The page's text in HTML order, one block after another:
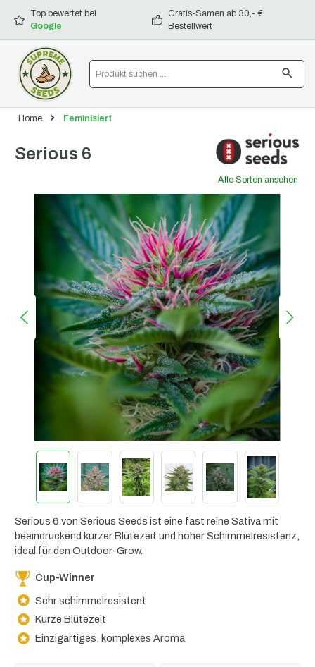
springen
Top bewertet bei
Google
Gratis-Samen ab 30,- €
Bestellwert
Home Feminisiert
Serious 6
Alle Sorten ansehen
Bildergalerie überspringen
Serious 6 von Serious Seeds ist eine fast reine Sativa mit
beeindruckend kurzer Blütezeit und hoher Schimmelresistenz,
ideal für den Outdoor-Grow.
Cup-Winner
Sehr schimmelresistent
Kurze Blütezeit
Einzigartiges, komplexes Aroma